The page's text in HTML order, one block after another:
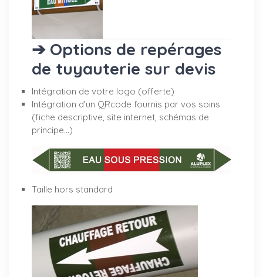
➔ Options de repérages
de tuyauterie sur devis
Intégration de votre logo (offerte)
Intégration d’un QRcode fournis par vos soins
(fiche descriptive, site internet, schémas de
principe…)
Taille hors standard